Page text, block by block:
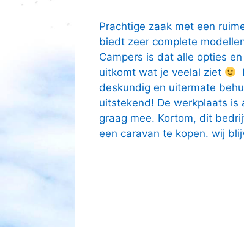
Prachtige zaak met een
biedt zeer complete
Campers is dat alle opties
uitkomt wat je veelal ziet
deskundig en uitermate
uitstekend! De werkplaats
graag mee. Kortom, dit
een caravan te kopen. wij